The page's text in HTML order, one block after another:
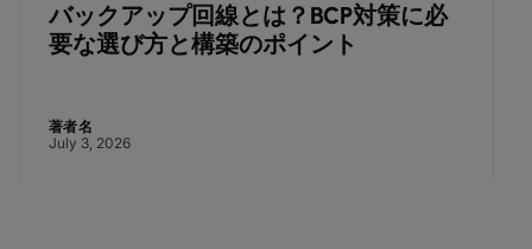
バックアップ回線とは？BCP対策に必
要な選び方と構築のポイント
著者名
July 3, 2026